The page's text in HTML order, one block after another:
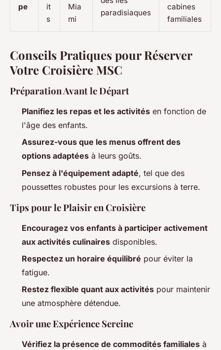
pe
it
s
Mia
mi
paradisiaques
cabines
familiales
Conseils Pratiques pour Réserver
Votre Croisière MSC
Préparation Avant le Départ
Planifiez les repas et les activités en fonction de
l'âge des enfants.
Assurez-vous que les menus offrent des
options adaptées à leurs goûts.
Pensez à l'équipement adapté, tel que des
poussettes robustes pour les excursions à terre.
Tips pour le Plaisir en Croisière
Encouragez vos enfants à participer activement
aux activités culinaires disponibles.
Respectez un horaire équilibré pour éviter la
fatigue.
Restez flexible quant aux activités pour maintenir
une atmosphère détendue.
Avoir une Expérience Sereine
Vérifiez la présence de commodités familiales à